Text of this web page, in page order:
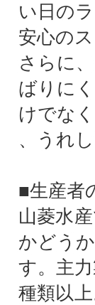
い日の
安心の
さらに
ばりに
けでな
、うれ
■生産者
山菱水
かどう
す。主
種類以